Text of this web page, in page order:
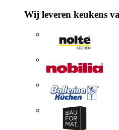
Wij leveren keukens